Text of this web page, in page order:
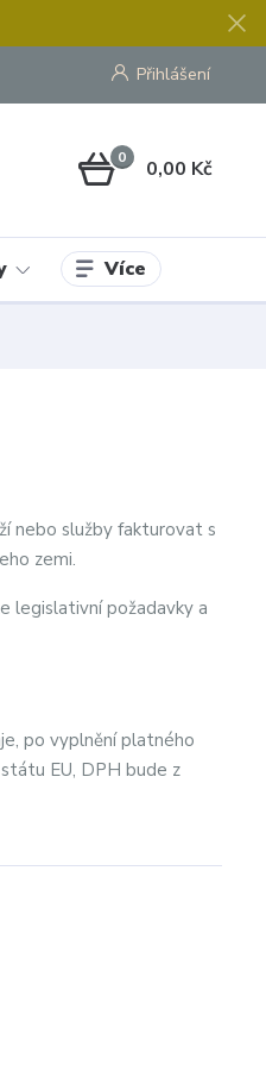
Přihlášení
0 0,00 Kč
Více
nebo služby fakturovat s
zemi.
legislativní požadavky a
po vyplnění platného
EU, DPH bude z